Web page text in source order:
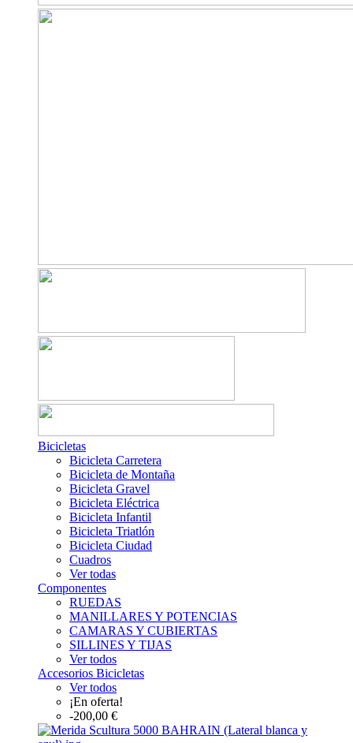
Bicicletas
Bicicleta Carretera
Bicicleta de Montaña
Bicicleta Gravel
Bicicleta Eléctrica
Bicicleta Infantil
Bicicleta Triatlón
Bicicleta Ciudad
Cuadros
Ver todas
Componentes
RUEDAS
MANILLARES Y POTENCIAS
CAMARAS Y CUBIERTAS
SILLINES Y TIJAS
Ver todos
Accesorios Bicicletas
Ver todos
¡En oferta!
-200,00 €